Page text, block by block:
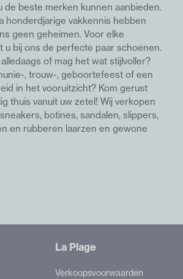
de beste merken kunnen aanbieden.
honderdjarige vakkennis hebben
geen geheimen. Voor elke
u bij ons de perfecte paar schoenen.
of mag het wat stijlvoller?
, trouw-, geboortefeest of een
in het vooruitzicht? Kom gerust
thuis vanuit uw zetel! Wij verkopen
botines, sandalen, slippers,
en rubberen laarzen en gewone
La Plage
Verkoopsvoorwaarden